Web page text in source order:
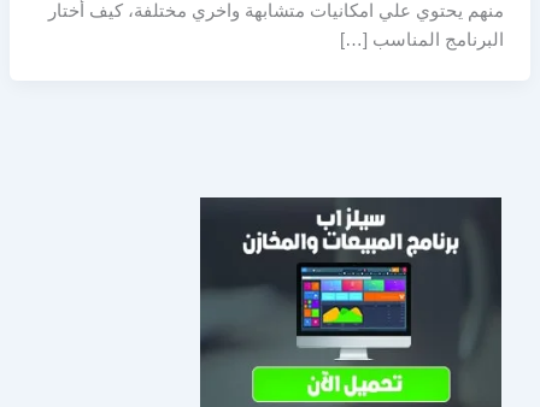
منهم يحتوي علي امكانيات متشابهة واخري مختلفة، كيف أختار
البرنامج المناسب […]